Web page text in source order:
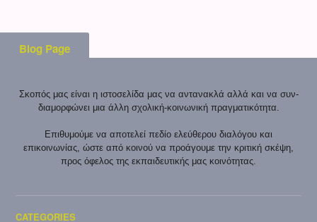
Blog Page
Σκοπός μας είναι η ιστοσελίδα μας να αντανακλά αλλά και να συν-
διαμορφώνει μια άλλη σχολική-κοινωνική πραγματικότητα.
Επιθυμούμε να αποτελεί πεδίο ελεύθερου διαλόγου και
επικοινωνίας, ώστε από κοινού να προάγουμε την κριτική σκέψη,
προς όφελος της εκπαιδευτικής μας κοινότητας.